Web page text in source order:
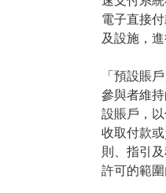
電子直接
及設施，
「預設賬
參與者維
設賬戶，
收取付款
則、指引
許可的範圍